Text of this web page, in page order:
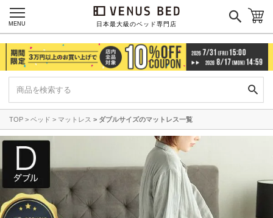
日本最大級のベッド専門店
MENU
TOP ベッド マットレス ダブルサイズのマットレス一覧